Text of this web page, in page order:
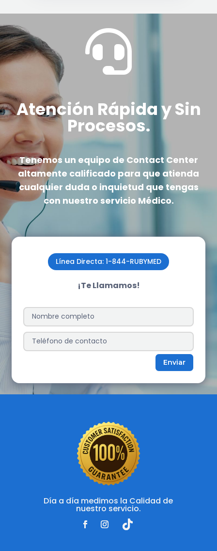

Atención Rápida y Sin
Procesos.
Tenemos un equipo de Contact Center
altamente calificado para que atienda
cualquier duda o inquietud que tengas
con nuestro servicio Médico.
Línea Directa: 1-844-RUBYMED
¡Te Llamamos!
Enviar
Día a día medimos la Calidad de
nuestro servicio.